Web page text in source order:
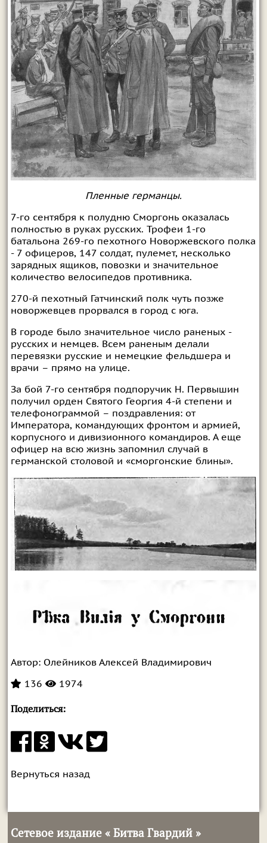
Пленные германцы.
7-го сентября к полудню Сморгонь оказалась
полностью в руках русских. Трофеи 1-го
батальона 269-го пехотного Новоржевского полка
- 7 офицеров, 147 солдат, пулемет, несколько
зарядных ящиков, повозки и значительное
количество велосипедов противника.
270-й пехотный Гатчинский полк чуть позже
новоржевцев прорвался в город с юга.
В городе было значительное число раненых -
русских и немцев. Всем раненым делали
перевязки русские и немецкие фельдшера и
врачи – прямо на улице.
За бой 7-го сентября подпоручик Н. Первышин
получил орден Святого Георгия 4-й степени и
телефонограммой – поздравления: от
Императора, командующих фронтом и армией,
корпусного и дивизионного командиров. А еще
офицер на всю жизнь запомнил случай в
германской столовой и «сморгонские блины».
Автор:Олейников Алексей Владимирович
136
1974
Поделиться:
Вернуться назад
Сетевое издание « Битва Гвардий »